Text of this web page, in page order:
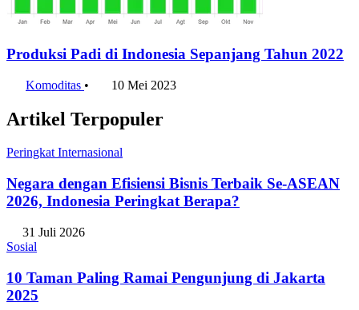
Produksi Padi di Indonesia Sepanjang Tahun 2022
Komoditas • 10 Mei 2023
Artikel Terpopuler
Peringkat Internasional
Negara dengan Efisiensi Bisnis Terbaik Se-ASEAN
2026, Indonesia Peringkat Berapa?
31 Juli 2026
Sosial
10 Taman Paling Ramai Pengunjung di Jakarta
2025